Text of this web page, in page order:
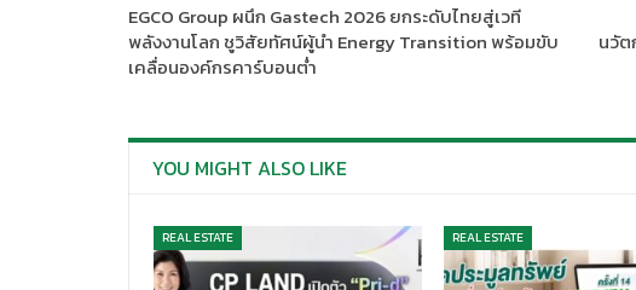
EGCO Group ผนึก Gastech 2026 ยกระดับไทยสู่เวที
พลังงานโลก ชูวิสัยทัศน์ผู้นำ Energy Transition พร้อมขับ
เคลื่อนองค์กรคาร์บอนต่ำ
นวั
YOU MIGHT ALSO LIKE
REAL ESTATE REAL ESTATE